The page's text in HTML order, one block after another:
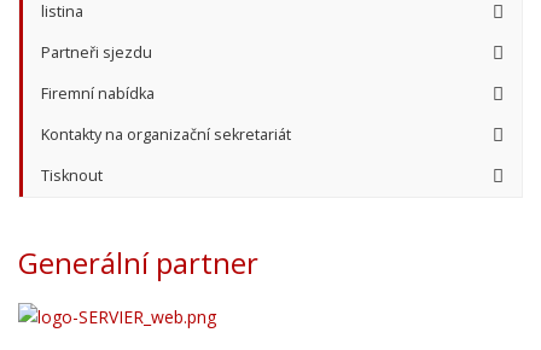
listina
Partneři sjezdu
Firemní nabídka
Kontakty na organizační sekretariát
Tisknout
Generální partner